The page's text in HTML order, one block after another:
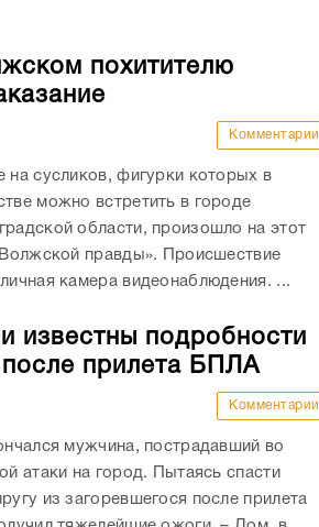
похитителю
Комментарии
на сусликов, фигурки которых в
можно встретить в городе
области, произошло на этот
правды». Происшествие
камера видеонаблюдения. ...
известны подробности
прилета БПЛА
Комментарии
мужчина, пострадавший во
атаки на город. Пытаясь спасти
из загоревшегося после прилета